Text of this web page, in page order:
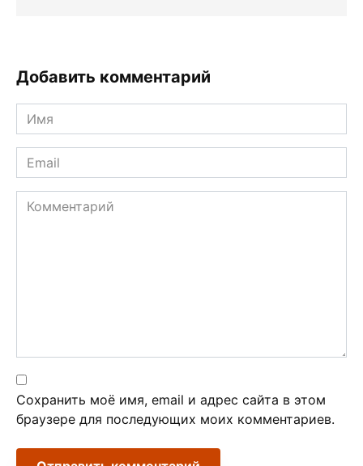
Добавить комментарий
Имя
*
Email
*
Комментарий
Сохранить моё имя, email и адрес сайта в этом
браузере для последующих моих комментариев.